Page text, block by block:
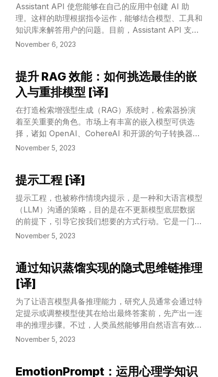
举个例子，在 24 点游戏中，尽管使用“思维链”提示的
GPT-4 只解决了 4% 的问题，而我们的方法却达到了
74% 的高成功率。
Assistant API 使您能够在自己的应用中创建 AI 助
理。这样的助理根据指令运作，能够结合模型、工具和
知识库来解答用户的问题。目前，Assistant API 支持
三种 工具：代码解释器（Code Interpreter）、信息
并让您能在我们的平台上使用您自己的工具。
November 6, 2023
提升 RAG 效能：如何挑选最佳的嵌
入与重排模型 [译]
在打造检索增强型生成（RAG）系统时，检索器扮演
着至关重要的角色。市场上有丰富的嵌入模型可供选
择，诸如 OpenAI、CohereAI 和开源的句子转换器。
同时，也有来自 CohereAI 和句子转换器的多种重新
哪种嵌入模型最契合我们的数据？或者哪一种重新排列
工具能够最大限度地优化我们的成果？
November 5, 2023
View Article
提示工程 [译]
提示工程，也被称作情境内提示，是一种和大语言模型
（LLM）沟通的策略，目的是在不更新模型底层数据
的前提下，引导它按我们想要的方式行动。它是一门实
验性质的科学，不同模型间提示方法的效果差别很大，
November 5, 2023
View Article
通过知识蒸馏实现的隐式思维链推理
[译]
为了让语言模型具备推理能力，研究人员通常会通过特
定提示或调整模型使其在给出最终答案前，先产出一连
串的推理步骤。不过，人类虽然能够用自然语言有效推
理，可能对于语言模型来说，使用一些非自然语言形式
个推理步骤，而是通过语言模型内部的隐藏状态进行隐
November 5, 2023
View Article
EmotionPrompt：运用心理学知识
View Article